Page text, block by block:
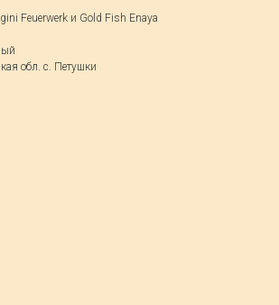
Feuerwerk и Gold Fish Enaya
обл. с. Петушки